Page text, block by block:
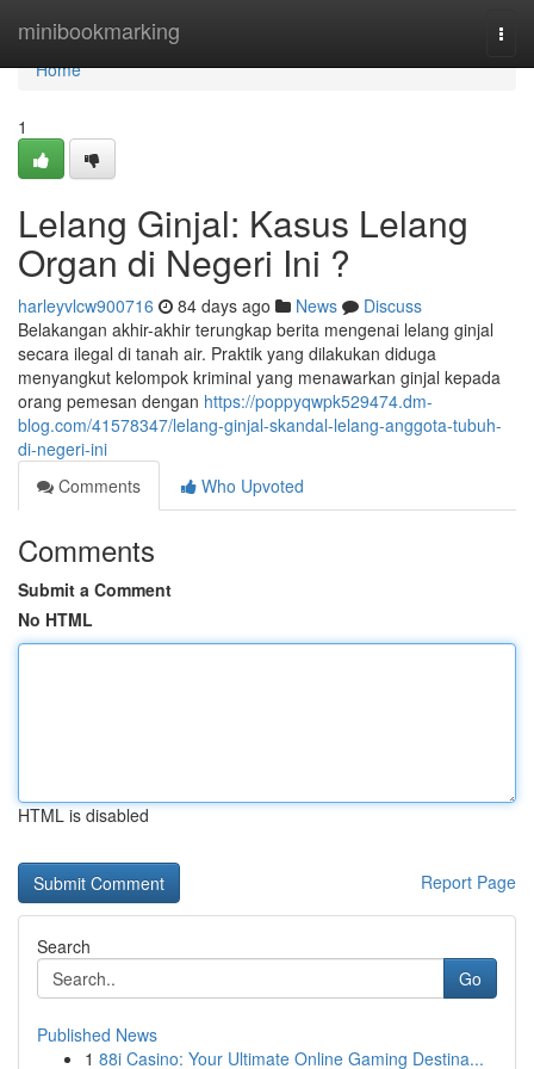
minibookmarking
Home
Home
1
Lelang Ginjal: Kasus Lelang
Organ di Negeri Ini ?
harleyvlcw900716 84 days ago News
Discuss
Belakangan akhir-akhir terungkap berita mengenai lelang ginjal
secara ilegal di tanah air. Praktik yang dilakukan diduga
menyangkut kelompok kriminal yang menawarkan ginjal kepada
orang pemesan dengan https://poppyqwpk529474.dm-
blog.com/41578347/lelang-ginjal-skandal-lelang-anggota-tubuh-
di-negeri-ini
Comments
Who Upvoted
Comments
Submit a Comment
No HTML
HTML is disabled
Report Page
Search
Go
Published News
1 88i Casino: Your Ultimate Online Gaming Destina...